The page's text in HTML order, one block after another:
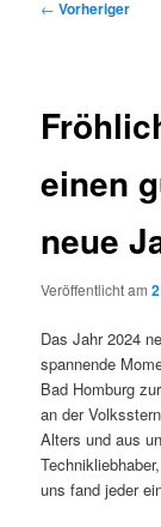
Beitragsnavigation
← Vorheriger
einen
neue
Veröffentlicht am
Das Jahr 2024
spannende
Bad Homburg
an der
Alters und aus
uns fand jeder